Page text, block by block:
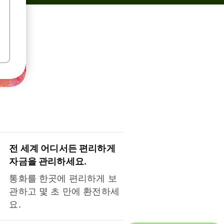
전 세계 어디서든 편리하게
자금을 관리하세요.
통화를 한곳에 편리하게 보
관하고 몇 초 만에 환전하세
요.